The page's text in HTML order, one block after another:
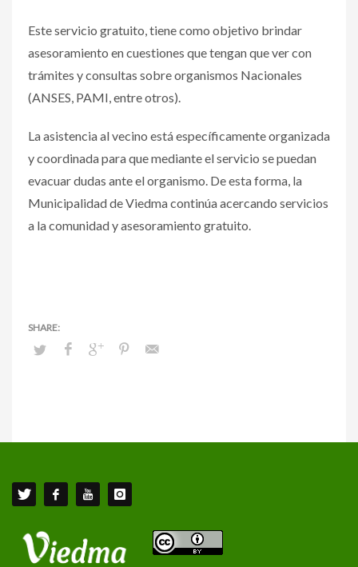
Este servicio gratuito, tiene como objetivo brindar
asesoramiento en cuestiones que tengan que ver con
trámites y consultas sobre organismos Nacionales
(ANSES, PAMI, entre otros).
La asistencia al vecino está específicamente organizada
y coordinada para que mediante el servicio se puedan
evacuar dudas ante el organismo. De esta forma, la
Municipalidad de Viedma continúa acercando servicios
a la comunidad y asesoramiento gratuito.